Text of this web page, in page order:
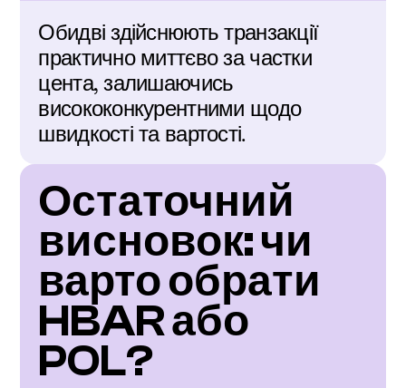
Обидві здійснюють транзакції
практично миттєво за частки
цента, залишаючись
висококонкурентними щодо
швидкості та вартості.
Остаточний
висновок: чи
варто обрати
HBAR або
POL?